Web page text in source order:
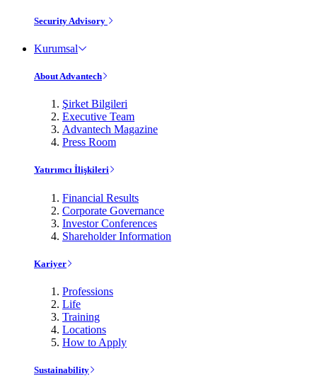
Security Advisory
Kurumsal
About Advantech
Şirket Bilgileri
Executive Team
Advantech Magazine
Press Room
Yatırımcı İlişkileri
Financial Results
Corporate Governance
Investor Conferences
Shareholder Information
Kariyer
Professions
Life
Training
Locations
How to Apply
Sustainability